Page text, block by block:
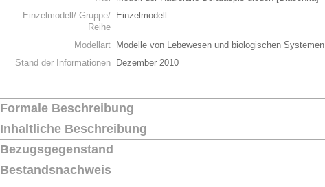
Einzelmodell/ Gruppe/
Reihe
Einzelmodell
Modellart
Modelle von Lebewesen und biologischen Systemen
Stand der Informationen
Dezember 2010
Formale Beschreibung
Inhaltliche Beschreibung
Bezugsgegenstand
Bestandsnachweis